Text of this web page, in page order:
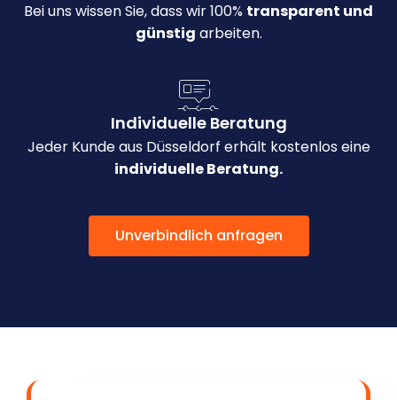
Bei uns wissen Sie, dass wir 100% transparent und
günstig arbeiten.
Individuelle Beratung
Jeder Kunde aus Düsseldorf erhält kostenlos eine
individuelle Beratung.
Unverbindlich anfragen